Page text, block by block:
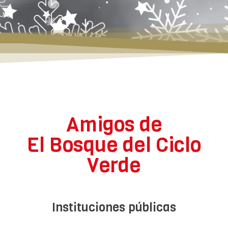
Amigos de
El Bosque del Ciclo
Verde
Instituciones públicas